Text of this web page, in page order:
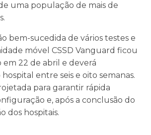
uma população de mais de
bem-sucedida de vários testes e
móvel CSSD Vanguard ficou
em 22 de abril e deverá
entre seis e oito semanas.
para garantir rápida
e, após a conclusão do
dos hospitais.